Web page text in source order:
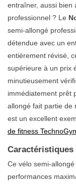
entraîner, aussi bien
professionnel ? Le
semi-allongé
détendue avec un
entièrement révisé,
supérieure à un prix
minutieusement
immédiatement prêt
allongé fait partie de
est un excellent
de fitness
Caractéristiques
Ce vélo semi-
performances